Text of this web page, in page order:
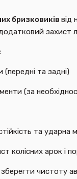
бризковиків від
захист
та задні)
(за
та ударна
колісних арок і
чистоту